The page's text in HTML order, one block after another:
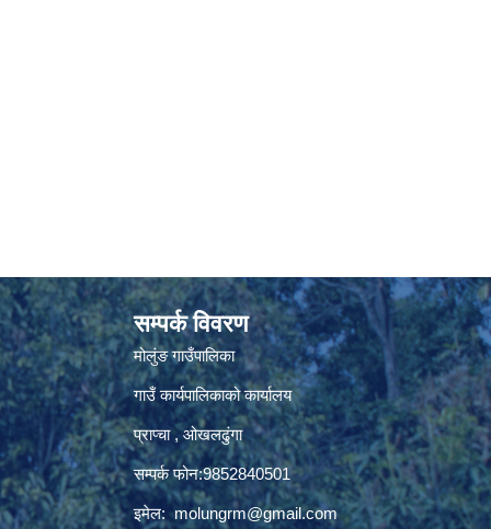
सम्पर्क विवरण
मोलुंङ गाउँपालिका
गाउँ कार्यपालिकाको कार्यालय
प्राप्चा , ओखलढुंगा
सम्पर्क फोन:9852840501
इमेल:molungrm@gmail.com